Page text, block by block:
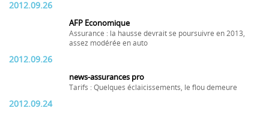
2012.09.26
AFP Economique
Assurance : la hausse devrait se poursuivre en 2013,
assez modérée en auto
2012.09.26
news-assurances pro
Tarifs : Quelques éclaicissements, le flou demeure
2012.09.24